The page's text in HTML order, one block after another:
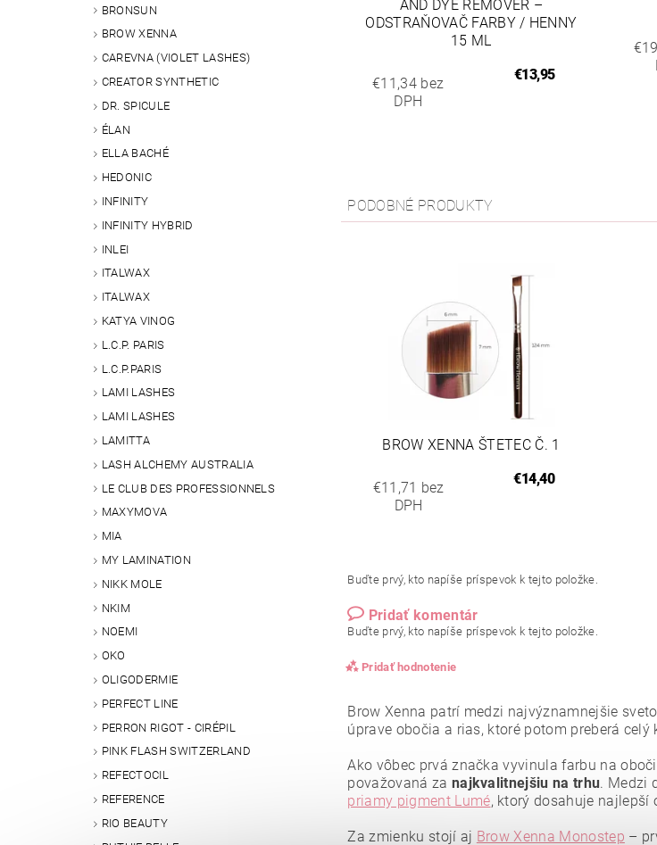
BRONSUN
BROW XENNA
CAREVNA (VIOLET LASHES)
CREATOR SYNTHETIC
DR. SPICULE
ÉLAN
ELLA BACHÉ
HEDONIC
INFINITY
INFINITY HYBRID
INLEI
ITALWAX
ITALWAX
KATYA VINOG
L.C.P. PARIS
L.C.P.PARIS
LAMI LASHES
LAMI LASHES
LAMITTA
LASH ALCHEMY AUSTRALIA
LE CLUB DES PROFESSIONNELS
MAXYMOVA
MIA
MY LAMINATION
NIKK MOLE
NKIM
NOEMI
OKO
OLIGODERMIE
PERFECT LINE
PERRON RIGOT - CIRÉPIL
PINK FLASH SWITZERLAND
REFECTOCIL
REFERENCE
RIO BEAUTY
AND DYE REMOVER –
ODSTRAŇOVAČ FARBY / HENNY
15 ML
€11,34 bez
DPH
€13,95
PODOBNÉ PRODUKTY
BROW XENNA ŠTETEC Č. 1
€11,71 bez
DPH
€14,40
Buďte prvý, kto napíše príspevok k tejto položke.
Pridať komentár
Buďte prvý, kto napíše príspevok k tejto položke.
Pridať hodnotenie
Brow Xenna patrí medzi najvýznamnejšie
úprave obočia a rias, ktoré potom preberá celý
Ako vôbec prvá značka vyvinula farbu na
považovaná za najkvalitnejšiu na trhu. Medzi
priamy pigment Lumé, ktorý dosahuje
Za zmienku stojí aj Brow Xenna Monostep –